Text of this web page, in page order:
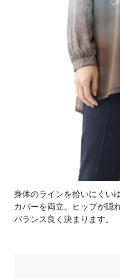
身体のラインを拾いにくい
カバーを両立。ヒップが隠
バランス良く決まります。